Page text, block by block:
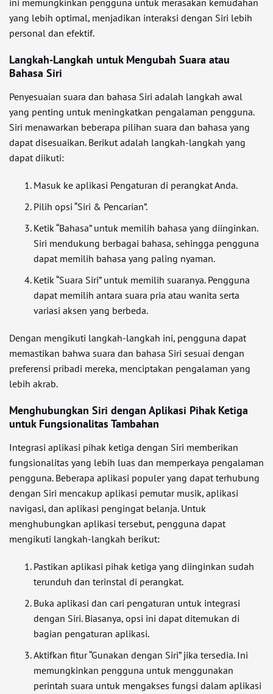
ini memungkinkan pengguna untuk merasakan kemudahan
yang lebih optimal, menjadikan interaksi dengan Siri lebih
personal dan efektif.
Langkah-Langkah untuk Mengubah Suara atau
Bahasa Siri
Penyesuaian suara dan bahasa Siri adalah langkah awal
yang penting untuk meningkatkan pengalaman pengguna.
Siri menawarkan beberapa pilihan suara dan bahasa yang
dapat disesuaikan. Berikut adalah langkah-langkah yang
dapat diikuti:
Masuk ke aplikasi Pengaturan di perangkat Anda.
Pilih opsi “Siri & Pencarian”.
Ketik “Bahasa” untuk memilih bahasa yang diinginkan.
Siri mendukung berbagai bahasa, sehingga pengguna
dapat memilih bahasa yang paling nyaman.
Ketik “Suara Siri” untuk memilih suaranya. Pengguna
dapat memilih antara suara pria atau wanita serta
variasi aksen yang berbeda.
Dengan mengikuti langkah-langkah ini, pengguna dapat
memastikan bahwa suara dan bahasa Siri sesuai dengan
preferensi pribadi mereka, menciptakan pengalaman yang
lebih akrab.
Menghubungkan Siri dengan Aplikasi Pihak Ketiga
untuk Fungsionalitas Tambahan
Integrasi aplikasi pihak ketiga dengan Siri memberikan
fungsionalitas yang lebih luas dan memperkaya pengalaman
pengguna. Beberapa aplikasi populer yang dapat terhubung
dengan Siri mencakup aplikasi pemutar musik, aplikasi
navigasi, dan aplikasi pengingat belanja. Untuk
menghubungkan aplikasi tersebut, pengguna dapat
mengikuti langkah-langkah berikut:
Pastikan aplikasi pihak ketiga yang diinginkan sudah
terunduh dan terinstal di perangkat.
Buka aplikasi dan cari pengaturan untuk integrasi
dengan Siri. Biasanya, opsi ini dapat ditemukan di
bagian pengaturan aplikasi.
Aktifkan fitur “Gunakan dengan Siri” jika tersedia. Ini
memungkinkan pengguna untuk menggunakan
perintah suara untuk mengakses fungsi dalam aplikasi